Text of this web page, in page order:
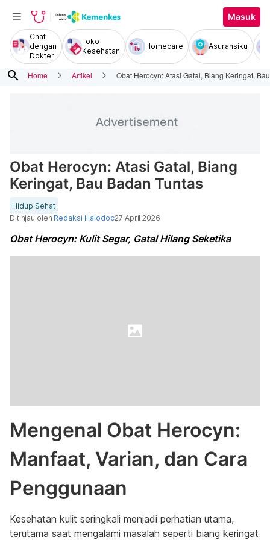
Masuk
Chat
dengan
Dokter
Toko
Kesehatan
Homecare Asuransiku
search Home Artikel Obat Herocyn: Atasi Gatal, Biang Keringat,
Obat Herocyn: Atasi Gatal, Biang
Keringat, Bau Badan Tuntas
Hidup Sehat
Ditinjau oleh Redaksi Halodoc27 April 2026
Obat Herocyn: Kulit Segar, Gatal Hilang Seketika
Mengenal Obat Herocyn:
Manfaat, Varian, dan Cara
Penggunaan
Kesehatan kulit seringkali menjadi perhatian utama,
terutama saat mengalami masalah seperti biang keringat